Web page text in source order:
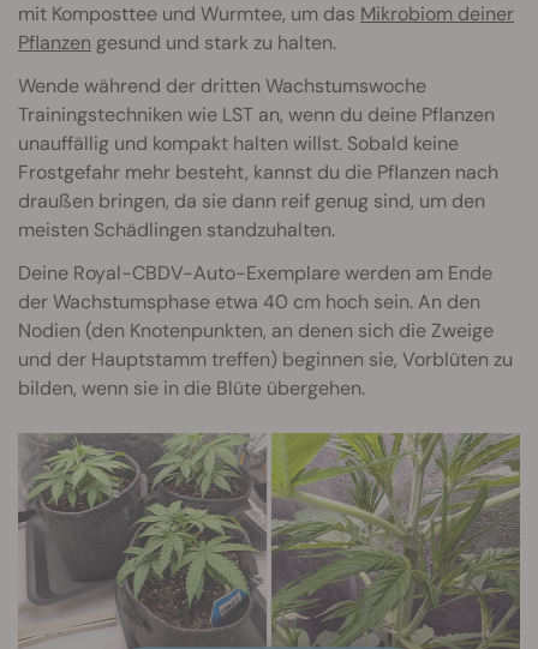
mit Komposttee und Wurmtee, um das Mikrobiom deiner
Pflanzen gesund und stark zu halten.
Wende während der dritten Wachstumswoche
Trainingstechniken wie LST an, wenn du deine Pflanzen
unauffällig und kompakt halten willst. Sobald keine
Frostgefahr mehr besteht, kannst du die Pflanzen nach
draußen bringen, da sie dann reif genug sind, um den
meisten Schädlingen standzuhalten.
Deine Royal-CBDV-Auto-Exemplare werden am Ende
der Wachstumsphase etwa 40 cm hoch sein. An den
Nodien (den Knotenpunkten, an denen sich die Zweige
und der Hauptstamm treffen) beginnen sie, Vorblüten zu
bilden, wenn sie in die Blüte übergehen.